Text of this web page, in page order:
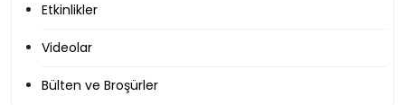
Etkinlikler
Videolar
Bülten ve Broşürler